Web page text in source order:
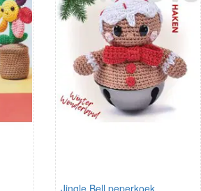
Jingle Bell peperkoek